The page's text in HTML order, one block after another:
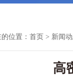
位置： 首页 > 新闻
高